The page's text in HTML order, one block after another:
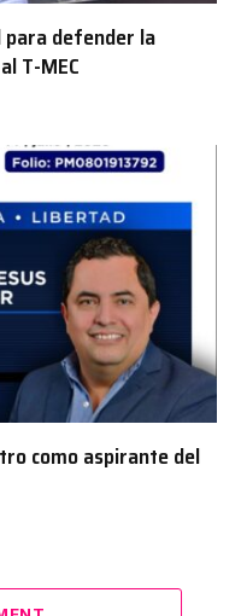
defender la
T-MEC
como aspirante del